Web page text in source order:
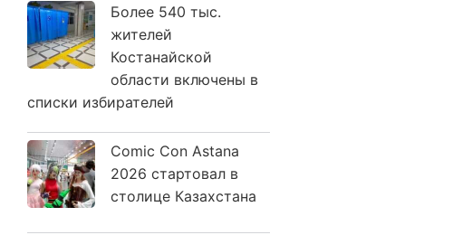
Более 540 тыс.
жителей
Костанайской
области включены в
списки избирателей
Comic Con Astana
2026 стартовал в
столице Казахстана